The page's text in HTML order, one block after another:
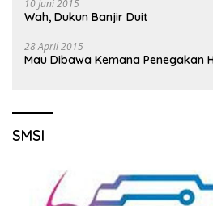
10 Juni 2015
Wah, Dukun Banjir Duit
28 April 2015
Mau Dibawa Kemana Penegakan
SMSI